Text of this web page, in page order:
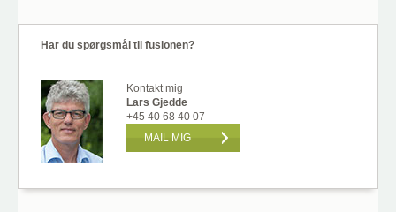
Har du spørgsmål til fusionen?
Kontakt mig
Lars Gjedde
+45 40 68 40 07
MAIL MIG